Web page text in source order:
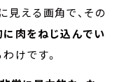
見える画角で、その
に肉をねじ込んでい
けです。